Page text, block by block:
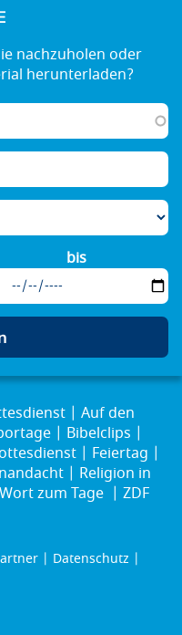
bis
Auf den
Bibelclips
Feiertag
Religion in
Wort zum Tage
ZDF
Datenschutz